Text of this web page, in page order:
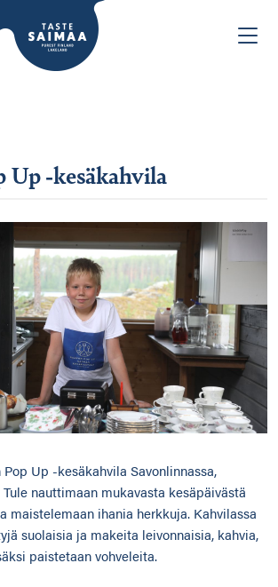
Up -kesäkahvila
Pop Up -kesäkahvila Savonlinnassa,
Tule nauttimaan mukavasta kesäpäivästä
maistelemaan ihania herkkuja. Kahvilassa
suolaisia ja makeita leivonnaisia, kahvia,
paistetaan vohveleita.